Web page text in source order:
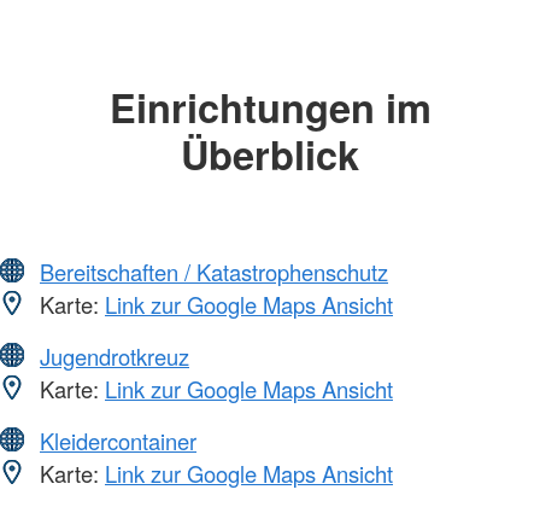
Einrichtungen im
Überblick
Bereitschaften / Katastrophenschutz
Karte: Link zur Google Maps Ansicht
Jugendrotkreuz
Karte: Link zur Google Maps Ansicht
Kleidercontainer
Karte: Link zur Google Maps Ansicht